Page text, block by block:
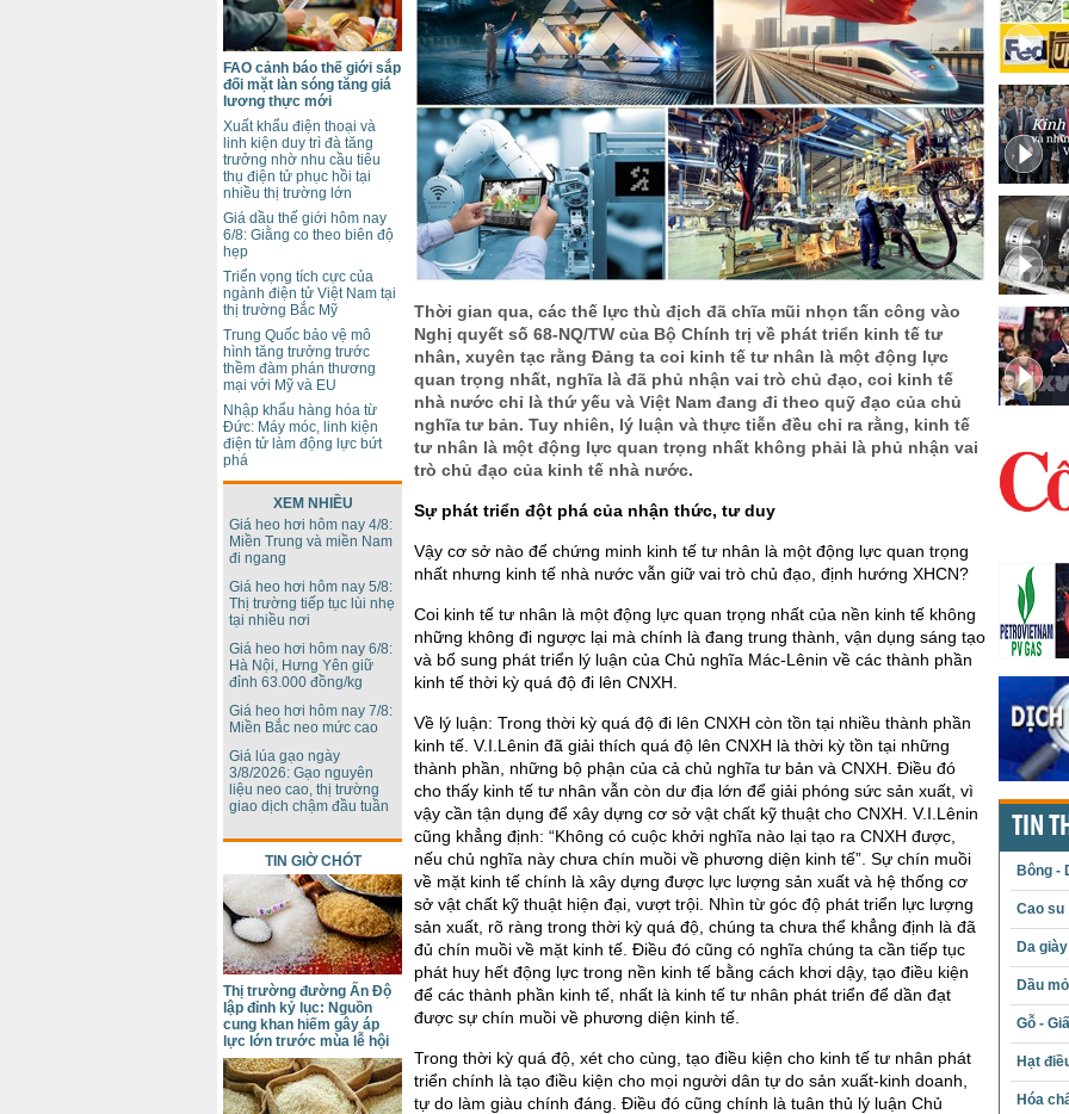
Thời gian qua, các thế lực thù địch đã chĩa mũi nhọn tấn công vào
Nghị quyết số 68-NQ/TW của Bộ Chính trị về phát triển kinh tế tư
nhân, xuyên tạc rằng Đảng ta coi kinh tế tư nhân là một động lực
quan trọng nhất, nghĩa là đã phủ nhận vai trò chủ đạo, coi kinh tế
nhà nước chỉ là thứ yếu và Việt Nam đang đi theo quỹ đạo của chủ
nghĩa tư bản. Tuy nhiên, lý luận và thực tiễn đều chỉ ra rằng, kinh tế
tư nhân là một động lực quan trọng nhất không phải là phủ nhận vai
trò chủ đạo của kinh tế nhà nước.
Sự phát triển đột phá của nhận thức, tư duy
Vậy cơ sở nào để chứng minh kinh tế tư nhân là một động lực quan trọng
nhất nhưng kinh tế nhà nước vẫn giữ vai trò chủ đạo, định hướng XHCN?
Coi kinh tế tư nhân là một động lực quan trọng nhất của nền kinh tế không
những không đi ngược lại mà chính là đang trung thành, vận dụng sáng tạo
và bổ sung phát triển lý luận của Chủ nghĩa Mác-Lênin về các thành phần
kinh tế thời kỳ quá độ đi lên CNXH.
Về lý luận: Trong thời kỳ quá độ đi lên CNXH còn tồn tại nhiều thành phần
kinh tế. V.I.Lênin đã giải thích quá độ lên CNXH là thời kỳ tồn tại những
thành phần, những bộ phận của cả chủ nghĩa tư bản và CNXH. Điều đó
cho thấy kinh tế tư nhân vẫn còn dư địa lớn để giải phóng sức sản xuất, vì
vậy cần tận dụng để xây dựng cơ sở vật chất kỹ thuật cho CNXH. V.I.Lênin
cũng khẳng định: “Không có cuộc khởi nghĩa nào lại tạo ra CNXH được,
nếu chủ nghĩa này chưa chín muồi về phương diện kinh tế”. Sự chín muồi
về mặt kinh tế chính là xây dựng được lực lượng sản xuất và hệ thống cơ
sở vật chất kỹ thuật hiện đại, vượt trội. Nhìn từ góc độ phát triển lực lượng
sản xuất, rõ ràng trong thời kỳ quá độ, chúng ta chưa thể khẳng định là đã
đủ chín muồi về mặt kinh tế. Điều đó cũng có nghĩa chúng ta cần tiếp tục
phát huy hết động lực trong nền kinh tế bằng cách khơi dậy, tạo điều kiện
để các thành phần kinh tế, nhất là kinh tế tư nhân phát triển để dần đạt
được sự chín muồi về phương diện kinh tế.
Trong thời kỳ quá độ, xét cho cùng, tạo điều kiện cho kinh tế tư nhân phát
triển chính là tạo điều kiện cho mọi người dân tự do sản xuất-kinh doanh,
tự do làm giàu chính đáng. Điều đó cũng chính là tuân thủ lý luận Chủ
FAO cảnh báo thế giới sắp
đối mặt làn sóng tăng giá
lương thực mới
Xuất khẩu điện thoại và
linh kiện duy trì đà tăng
trưởng nhờ nhu cầu tiêu
thụ điện tử phục hồi tại
nhiều thị trường lớn
Giá dầu thế giới hôm nay
6/8: Giằng co theo biên độ
hẹp
Triển vọng tích cực của
ngành điện tử Việt Nam tại
thị trường Bắc Mỹ
Trung Quốc bảo vệ mô
hình tăng trưởng trước
thềm đàm phán thương
mại với Mỹ và EU
Nhập khẩu hàng hóa từ
Đức: Máy móc, linh kiện
điện tử làm động lực bứt
phá
XEM NHIỀU
Giá heo hơi hôm nay 4/8:
Miền Trung và miền Nam
đi ngang
Giá heo hơi hôm nay 5/8:
Thị trường tiếp tục lùi nhẹ
tại nhiều nơi
Giá heo hơi hôm nay 6/8:
Hà Nội, Hưng Yên giữ
đỉnh 63.000 đồng/kg
Giá heo hơi hôm nay 7/8:
Miền Bắc neo mức cao
Giá lúa gạo ngày
3/8/2026: Gạo nguyên
liệu neo cao, thị trường
giao dịch chậm đầu tuần
TIN GIỜ CHÓT
Thị trường đường Ấn Độ
lập đỉnh kỷ lục: Nguồn
cung khan hiếm gây áp
lực lớn trước mùa lễ hội
TIN
Bông -
Cao su
Da giày
Dầu
Gỗ -
Hạt
Hóa